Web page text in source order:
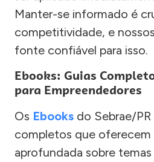
Manter-se informado é
competitividade, e
fonte confiável para isso.
Ebooks: Guias
para Empreendedores
Os Ebooks do Sebrae/PR
completos que oferecem
aprofundada sobre temas